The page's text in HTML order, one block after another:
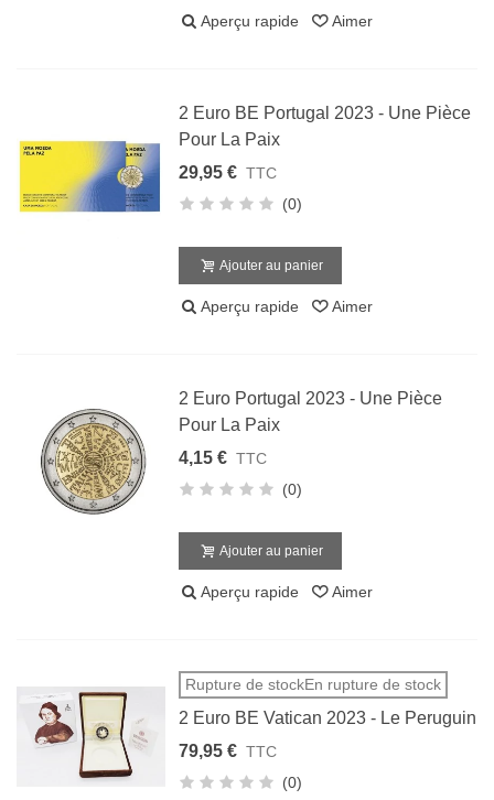
Aperçu rapide Aimer
2 Euro BE Portugal 2023 - Une Pièce
Pour La Paix
29,95 € TTC
(0)
Ajouter au panier
Aperçu rapide Aimer
2 Euro Portugal 2023 - Une Pièce
Pour La Paix
4,15 € TTC
(0)
Ajouter au panier
Aperçu rapide Aimer
Rupture de stockEn rupture de stock
2 Euro BE Vatican 2023 - Le Peruguin
79,95 € TTC
(0)